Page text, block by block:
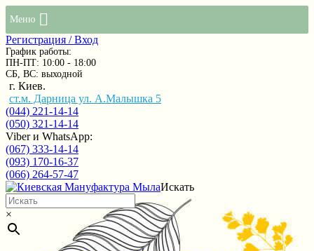
Меню
Регистрация / Вход
График работы:
ПН-ПТ: 10:00 - 18:00
СБ, ВС: выходной
г. Киев.
ст.м. Дарница ул. А.Малышка 5
(044) 221-14-14
(050) 321-14-14
Viber и WhatsApp:
(067) 333-14-14
(093) 170-16-37
(066) 264-57-47
Искать
×